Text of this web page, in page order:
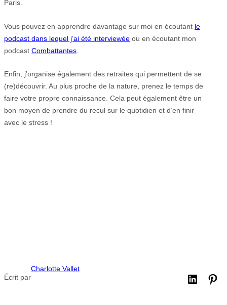
Paris.
Vous pouvez en apprendre davantage sur moi en écoutant le
podcast dans lequel j’ai été interviewée ou en écoutant mon
podcast Combattantes
Enfin, j’organise également des retraites qui permettent de se
(re)découvrir. Au plus proche de la nature, prenez le temps de
faire votre propre connaissance. Cela peut également être un
bon moyen de prendre du recul sur le quotidien et d’en finir
avec le stress !
Écrit par
Charlotte Vallet